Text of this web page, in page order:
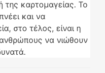
της καρτομαγείας. Το
και να
στο τέλος, είναι η
να νιώθουν